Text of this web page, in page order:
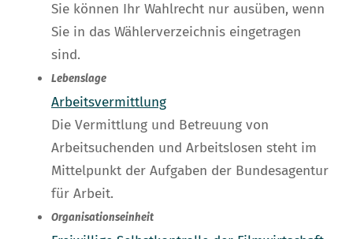
Sie können Ihr Wahlrecht nur ausüben, wenn
Sie in das Wählerverzeichnis eingetragen
sind.
Lebenslage
Arbeitsvermittlung
Die Vermittlung und Betreuung von
Arbeitsuchenden und Arbeitslosen steht im
Mittelpunkt der Aufgaben der Bundesagentur
für Arbeit.
Organisationseinheit